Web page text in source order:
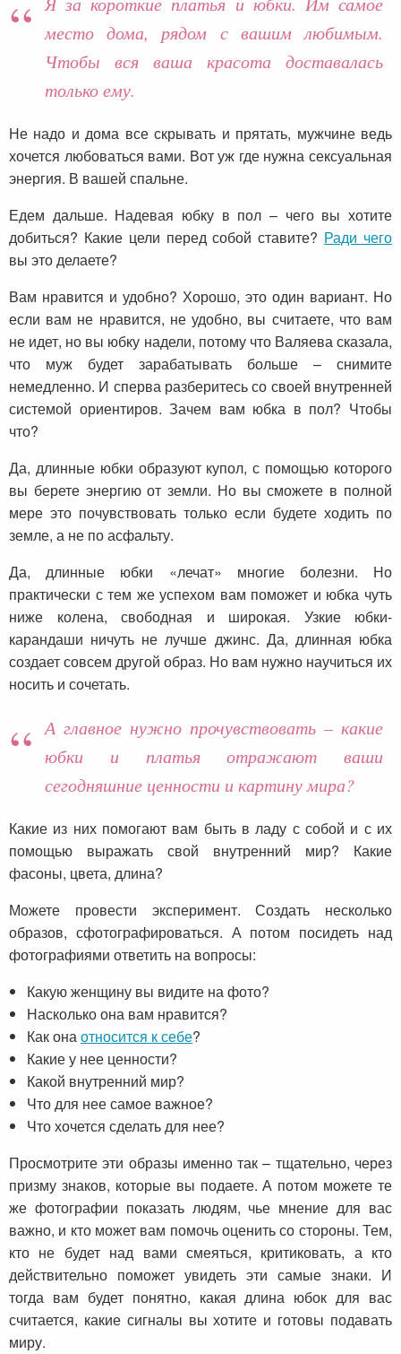
место дома, рядом с вашим любимым.
Чтобы вся ваша красота доставалась
только ему.
Не надо и дома все скрывать и прятать, мужчине ведь
хочется любоваться вами. Вот уж где нужна сексуальная
энергия. В вашей спальне.
Едем дальше. Надевая юбку в пол – чего вы хотите
добиться? Какие цели перед собой ставите? Ради чего
вы это делаете?
Вам нравится и удобно? Хорошо, это один вариант. Но
если вам не нравится, не удобно, вы считаете, что вам
не идет, но вы юбку надели, потому что Валяева сказала,
что муж будет зарабатывать больше – снимите
немедленно. И сперва разберитесь со своей внутренней
системой ориентиров. Зачем вам юбка в пол? Чтобы
что?
Да, длинные юбки образуют купол, с помощью которого
вы берете энергию от земли. Но вы сможете в полной
мере это почувствовать только если будете ходить по
земле, а не по асфальту.
Да, длинные юбки «лечат» многие болезни. Но
практически с тем же успехом вам поможет и юбка чуть
ниже колена, свободная и широкая. Узкие юбки-
карандаши ничуть не лучше джинс. Да, длинная юбка
создает совсем другой образ. Но вам нужно научиться их
носить и сочетать.
А главное нужно прочувствовать – какие
юбки и платья отражают ваши
сегодняшние ценности и картину мира?
Какие из них помогают вам быть в ладу с собой и с их
помощью выражать свой внутренний мир? Какие
фасоны, цвета, длина?
Можете провести эксперимент. Создать несколько
образов, сфотографироваться. А потом посидеть над
фотографиями ответить на вопросы:
Какую женщину вы видите на фото?
Насколько она вам нравится?
Как онаотносится к себе?
Какие у нее ценности?
Какой внутренний мир?
Что для нее самое важное?
Что хочется сделать для нее?
Просмотрите эти образы именно так – тщательно, через
призму знаков, которые вы подаете. А потом можете те
же фотографии показать людям, чье мнение для вас
важно, и кто может вам помочь оценить со стороны. Тем,
кто не будет над вами смеяться, критиковать, а кто
действительно поможет увидеть эти самые знаки. И
тогда вам будет понятно, какая длина юбок для вас
считается, какие сигналы вы хотите и готовы подавать
миру.